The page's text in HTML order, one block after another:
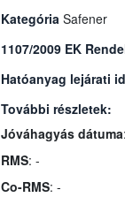
Kategória Safener
1107/2009 EK
Hatóanyag lejárati
További részletek:
Jóváhagyás dátuma
RMS: -
Co-RMS: -